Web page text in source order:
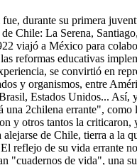
durante su primera
Chile: La Serena,
viajó a México para
reformas educativas
se convirtió en
y organismos, entre
Estados Unidos... Así,
una 2chilena errante", como
y otros tantos la criticaron,
de Chile, tierra a la
reflejo de su vida errante
"cuadernos de vida", una